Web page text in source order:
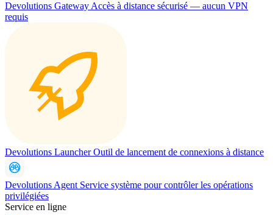
Devolutions Gateway Accès à distance sécurisé — aucun VPN
requis
Devolutions LauncherOutil de lancement de connexions à distance
Devolutions Agent Service système pour contrôler les opérations
privilégiées
Service en ligne